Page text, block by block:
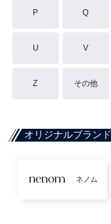
P Q
U V
Z その他
オリジナルブランド
ネノム